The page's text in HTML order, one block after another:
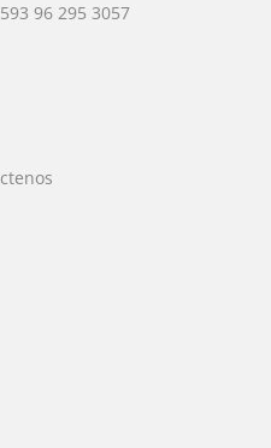
96 295 3057